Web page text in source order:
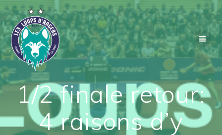
Passer
au
contenu
1/2 finale retour:
4 raisons d’y